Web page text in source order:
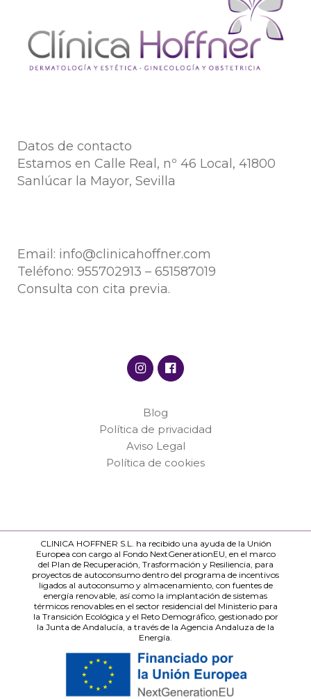
Datos de contacto
Estamos en Calle Real, nº 46 Local, 41800
Sanlúcar la Mayor, Sevilla
Email: info@clinicahoffner.com
Teléfono: 955702913 – 651587019
Consulta con cita previa.
Blog
Política de privacidad
Aviso Legal
Política de cookies
CLINICA HOFFNER S.L. ha recibido una ayuda de la Unión
Europea con cargo al Fondo NextGenerationEU, en el marco
del Plan de Recuperación, Trasformación y Resiliencia, para
proyectos de autoconsumo dentro del programa de incentivos
ligados al autoconsumo y almacenamiento, con fuentes de
energía renovable, así como la implantación de sistemas
térmicos renovables en el sector residencial del Ministerio para
la Transición Ecológica y el Reto Demográfico, gestionado por
la Junta de Andalucía, a través de la Agencia Andaluza de la
Energía.